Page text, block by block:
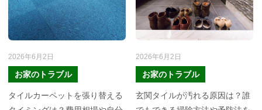
2026年6月2日
お家のトラブル
タイルカーペットを張り替える
2026年6月2日
お家のトラブル
玄関タイルが汚れる原因は？誰